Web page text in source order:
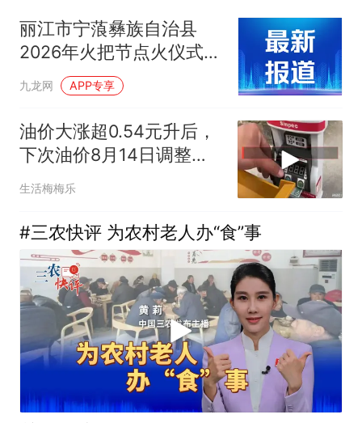
丽江市宁蒗彝族自治县
2026年火把节点火仪式暨
火把游行活动举行
九龙网 APP专享
油价大涨超0.54元升后，
下次油价8月14日调整，
或下跌11
生活梅梅乐
#三农快评 为农村老人办“食”事